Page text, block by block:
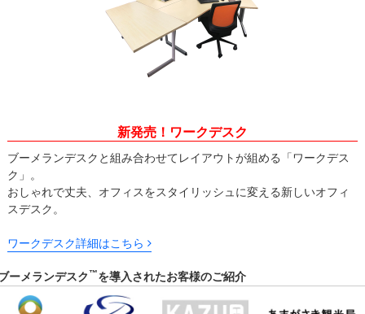
新発売！ワークデスク
ブーメランデスクと組み合わせてレイアウトが組める「ワークデス
ク」。
おしゃれで丈夫、オフィスをスタイリッシュに変える新しいオフィ
スデスク。
ワークデスク詳細はこちら
ーメランデスク™を導入されたお客様のご紹介